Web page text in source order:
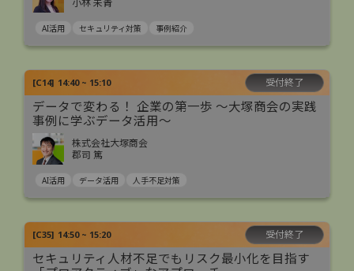
小林 未青
AI活用 セキュリティ対策 事例紹介
[C14] 14:40 ~ 15:10 受付終了
データで変わる！ 企業の第一歩 ～大塚商会の実践
事例に学ぶデータ活用～
株式会社大塚商会
郡司 篤
AI活用 データ活用 人手不足対策
[C35] 14:50 ~ 15:20 受付終了
セキュリティ人材不足でもリスク最小化を目指す